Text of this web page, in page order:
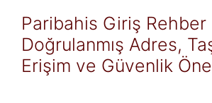
Paribahis Giriş Rehber
Doğrulanmış Adres,
Erişim ve Güvenlik